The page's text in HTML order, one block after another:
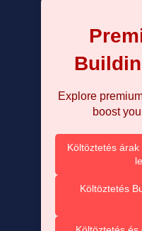
Explore
boost
Költöztetés
Költöztetés